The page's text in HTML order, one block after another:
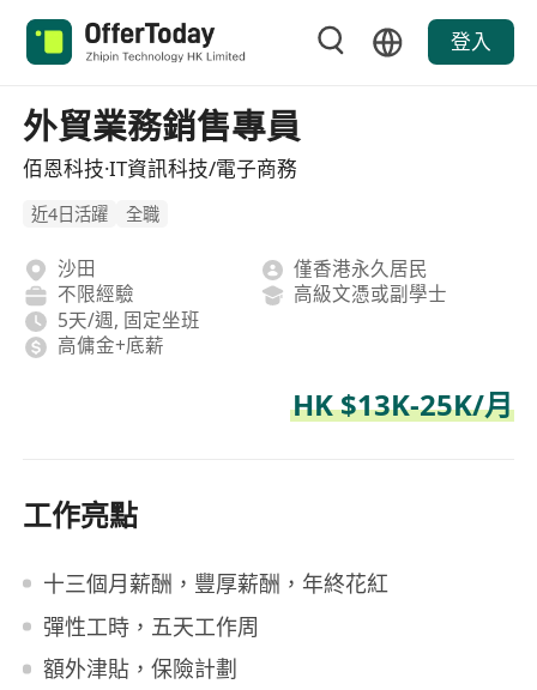
登入
外貿業務銷售專員
佰恩科技·IT資訊科技/電子商務
近4日活躍 全職
沙田
僅香港永久居民
不限經驗
高級文憑或副學士
5天/週, 固定坐班
高傭金+底薪
HK $13K-25K/月
工作亮點
十三個月薪酬，豐厚薪酬，年終花紅
彈性工時，五天工作周
額外津貼，保險計劃